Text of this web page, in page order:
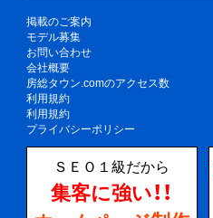
掲載のご案内
モデル募集
お問い合わせ
会社概要
房総タウン.comのアクセス数
利用規約
利用規約
プライバシーポリシー
ＳＥＯ１級だから
集客に強い！！